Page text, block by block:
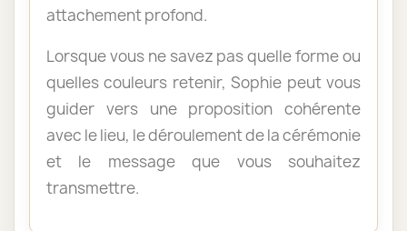
attachement profond.
Lorsque vous ne savez pas quelle forme ou
quelles couleurs retenir, Sophie peut vous
guider vers une proposition cohérente
avec le lieu, le déroulement de la cérémonie
et le message que vous souhaitez
transmettre.